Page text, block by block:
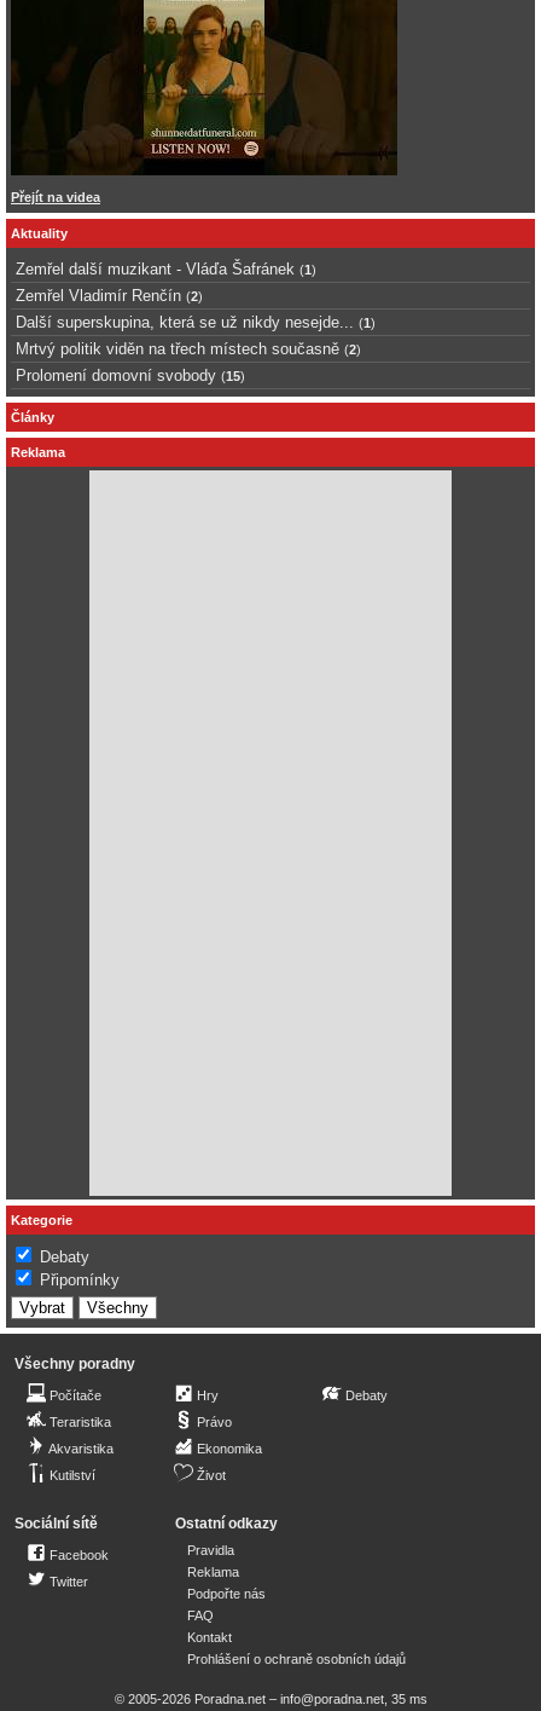
Přejít na videa
Aktuality
Zemřel další muzikant - Vláďa Šafránek (1)
Zemřel Vladimír Renčín (2)
Další superskupina, která se už nikdy nesejde... (1)
Mrtvý politik viděn na třech místech současně (2)
Prolomení domovní svobody (15)
Články
Reklama
Kategorie
Debaty
Připomínky
Všechny poradny
Počítače
Teraristika
Akvaristika
Kutilství
Hry
Právo
Ekonomika
Život
Debaty
Sociální sítě
Facebook
Twitter
Ostatní odkazy
Pravidla
Reklama
Podpořte nás
FAQ
Kontakt
Prohlášení o ochraně osobních údajů
© 2005-2026 Poradna.net – info@poradna.net, 35 ms